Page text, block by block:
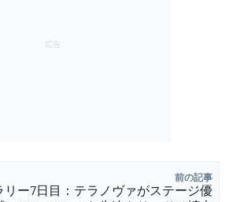
前の記事
リー7日目：テラノヴァがステージ優